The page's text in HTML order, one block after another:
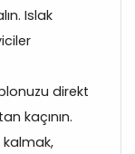
Islak
direkt
kaçının.
kalmak,